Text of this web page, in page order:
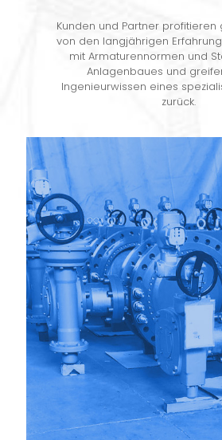
Kunden und Partner
von den langjährigen
mit Armaturennormen und
Anlagenbaues und
Ingenieurwissen eines
zurück.